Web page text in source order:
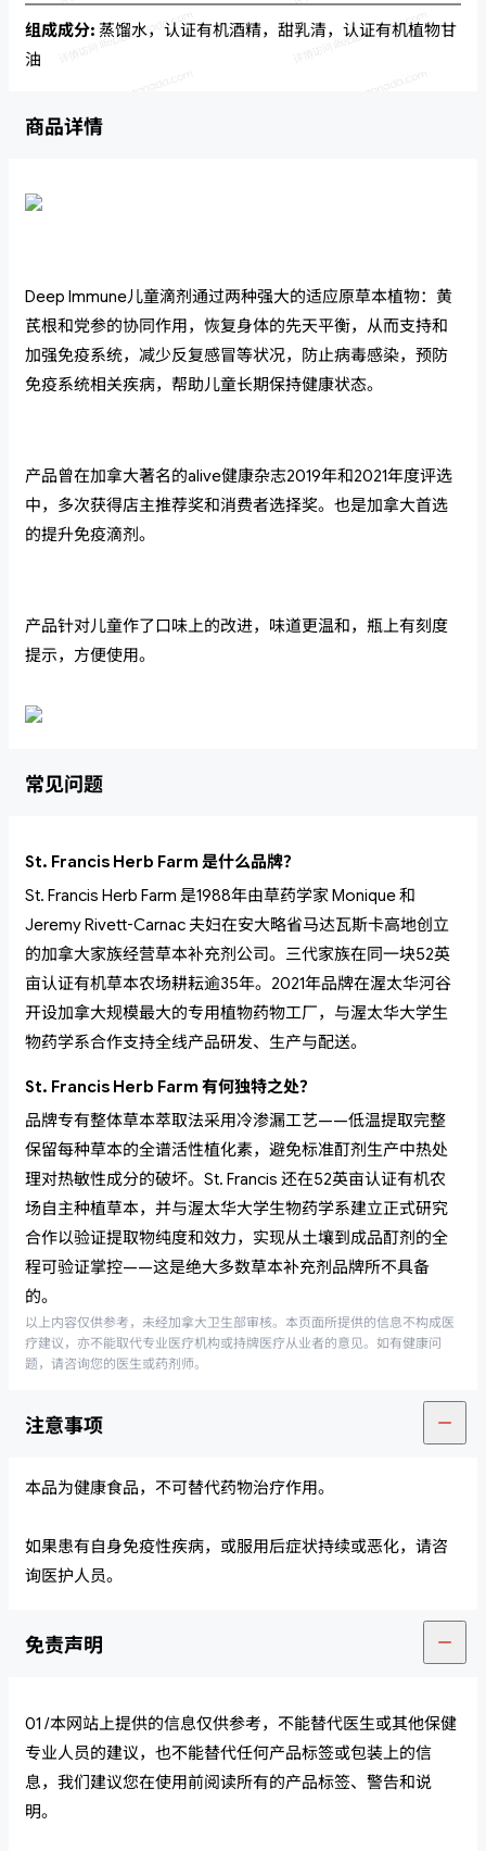
组成成分: 蒸馏水，认证有机酒精，甜乳清，认证有机植物甘
油
商品详情
Deep Immune儿童滴剂通过两种强大的适应原草本植物：黄
芪根和党参的协同作用，恢复身体的先天平衡，从而支持和
加强免疫系统，减少反复感冒等状况，防止病毒感染，预防
免疫系统相关疾病，帮助儿童长期保持健康状态。
产品曾在加拿大著名的alive健康杂志2019年和2021年度评选
中，多次获得店主推荐奖和消费者选择奖。也是加拿大首选
的提升免疫滴剂。
产品针对儿童作了口味上的改进，味道更温和，瓶上有刻度
提示，方便使用。
常见问题
St. Francis Herb Farm 是什么品牌？
St. Francis Herb Farm 是1988年由草药学家 Monique 和
Jeremy Rivett-Carnac 夫妇在安大略省马达瓦斯卡高地创立
的加拿大家族经营草本补充剂公司。三代家族在同一块52英
亩认证有机草本农场耕耘逾35年。2021年品牌在渥太华河谷
开设加拿大规模最大的专用植物药物工厂，与渥太华大学生
物药学系合作支持全线产品研发、生产与配送。
St. Francis Herb Farm 有何独特之处？
品牌专有整体草本萃取法采用冷渗漏工艺——低温提取完整
保留每种草本的全谱活性植化素，避免标准酊剂生产中热处
理对热敏性成分的破坏。St. Francis 还在52英亩认证有机农
场自主种植草本，并与渥太华大学生物药学系建立正式研究
合作以验证提取物纯度和效力，实现从土壤到成品酊剂的全
程可验证掌控——这是绝大多数草本补充剂品牌所不具备
的。
以上内容仅供参考，未经加拿大卫生部审核。本页面所提供的信息不构成医
疗建议，亦不能取代专业医疗机构或持牌医疗从业者的意见。如有健康问
题，请咨询您的医生或药剂师。
注意事项
本品为健康食品，不可替代药物治疗作用。
如果患有自身免疫性疾病，或服用后症状持续或恶化，请咨
询医护人员。
免责声明
01 /本网站上提供的信息仅供参考，不能替代医生或其他保健
专业人员的建议，也不能替代任何产品标签或包装上的信
息，我们建议您在使用前阅读所有的产品标签、警告和说
明。